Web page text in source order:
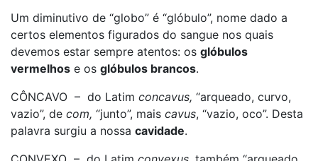
Um diminutivo de “globo” é “glóbulo”, nome dado a
certos elementos figurados do sangue nos quais
devemos estar sempre atentos: os glóbulos
vermelhos e os glóbulos brancos.
CÔNCAVO – do Latim concavus, “arqueado, curvo,
vazio”, de com, “junto”, mais cavus, “vazio, oco”. Desta
palavra surgiu a nossa cavidade.